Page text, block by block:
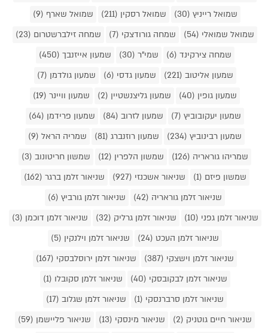
שמואל רייניץ (30)
שמואל רסקין (211)
שמואל שארף (9)
שמואל שמואלי (54)
שמחה גורודצקי (7)
שמחה זילברשטרום (23)
שמחה צירקינד (6)
שמי"ר (30)
שמעון אייזנבך (450)
שמעון אליטוב (221)
שמעון גדסי (6)
שמעון גולדמן (7)
שמעון גופין (40)
שמעון גליצנשטיין (2)
שמעון וויינר (19)
שמעון יעקובוביץ (7)
שמעון לזרוב (84)
שמעון פרידמן (64)
שמעון רבינוביץ (234)
שמעון רוזנברג (81)
שמריה הראל (9)
שמריהו גוראריה (126)
שמשון הלפרין (12)
שמשון חריטונוב (3)
שמשון פיזם (1)
שניאור אשכנזי (927)
שניאור זלמן ברגר (162)
שניאור זלמן גוראריה (42)
שניאור זלמן גורביץ (6)
שניאור זלמן גפני (10)
שניאור זלמן גרליק (32)
שניאור זלמן דוכמן (3)
שניאור זלמן העכט (24)
שניאור זלמן וילנקין (5)
שניאור זלמן וישצקי (387)
שניאור זלמן ירוסלבסקי (167)
שניאור זלמן לבקובסקי (40)
שניאור זלמן סקובלו (1)
שניאור זלמן סרברנסקי (1)
שניאור זלמן שגלוב (17)
שניאור חיים גוטניק (2)
שניאור מינסקי (13) שניאור פליישמן (59)